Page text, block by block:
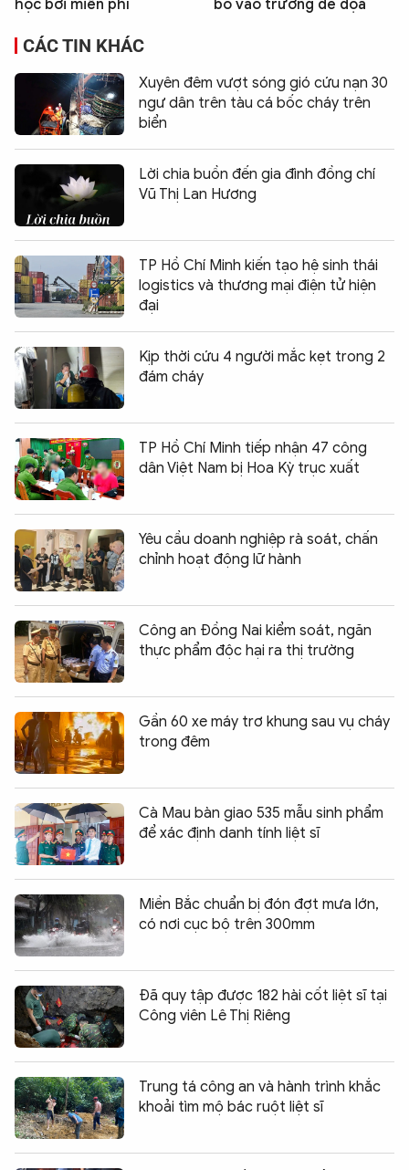
học bơi miễn phí bò vào trường đe dọa
CÁC TIN KHÁC
Xuyên đêm vượt sóng gió cứu nạn 30
ngư dân trên tàu cá bốc cháy trên
biển
Lời chia buồn đến gia đình đồng chí
Vũ Thị Lan Hương
TP Hồ Chí Minh kiến tạo hệ sinh thái
logistics và thương mại điện tử hiện
đại
Kịp thời cứu 4 người mắc kẹt trong 2
đám cháy
TP Hồ Chí Minh tiếp nhận 47 công
dân Việt Nam bị Hoa Kỳ trục xuất
Yêu cầu doanh nghiệp rà soát, chấn
chỉnh hoạt động lữ hành
Công an Đồng Nai kiểm soát, ngăn
thực phẩm độc hại ra thị trường
Gần 60 xe máy trơ khung sau vụ cháy
trong đêm
Cà Mau bàn giao 535 mẫu sinh phẩm
để xác định danh tính liệt sĩ
Miền Bắc chuẩn bị đón đợt mưa lớn,
có nơi cục bộ trên 300mm
Đã quy tập được 182 hài cốt liệt sĩ tại
Công viên Lê Thị Riêng
Trung tá công an và hành trình khắc
khoải tìm mộ bác ruột liệt sĩ